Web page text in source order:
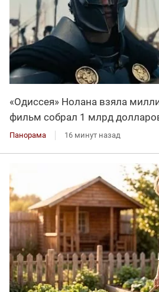
«Одиссея» Нолана взяла
фильм собрал 1 млрд
Панорама 16 минут назад